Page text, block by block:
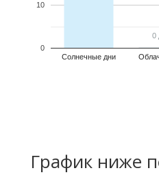
Солнечные дни
0
10
0
0
График ниже